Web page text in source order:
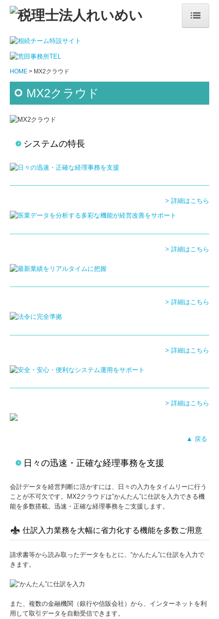
HOME
事務所紹介
メッセージ
経営理念
代表社員紹介
交通案内
サービス案内
関与先様専用
事務所ライブラリ
HOME MX2クラウド
MX2クラウド
システムの特長
> 詳細はこちら
> 詳細はこちら
> 詳細はこちら
> 詳細はこちら
> 詳細はこちら
▲ 戻る
日々の迅速・正確な経理事務を支援
会計データを経営判断に活かすには、日々の入力をタイムリーに行う
ことが不可欠です。MX2クラウドは”かんたん”に仕訳を入力できる機
能を多数搭載。迅速・正確な経理事務をご支援します。
仕訳入力業務を大幅に省力化する機能を多数ご用意
請求書等から読み取ったデータをもとに、“かんたん”に仕訳を入力で
きます。
また、複数の金融機関（銀行や信販会社）から、インターネットを利
用して取引データを自動受信できます。